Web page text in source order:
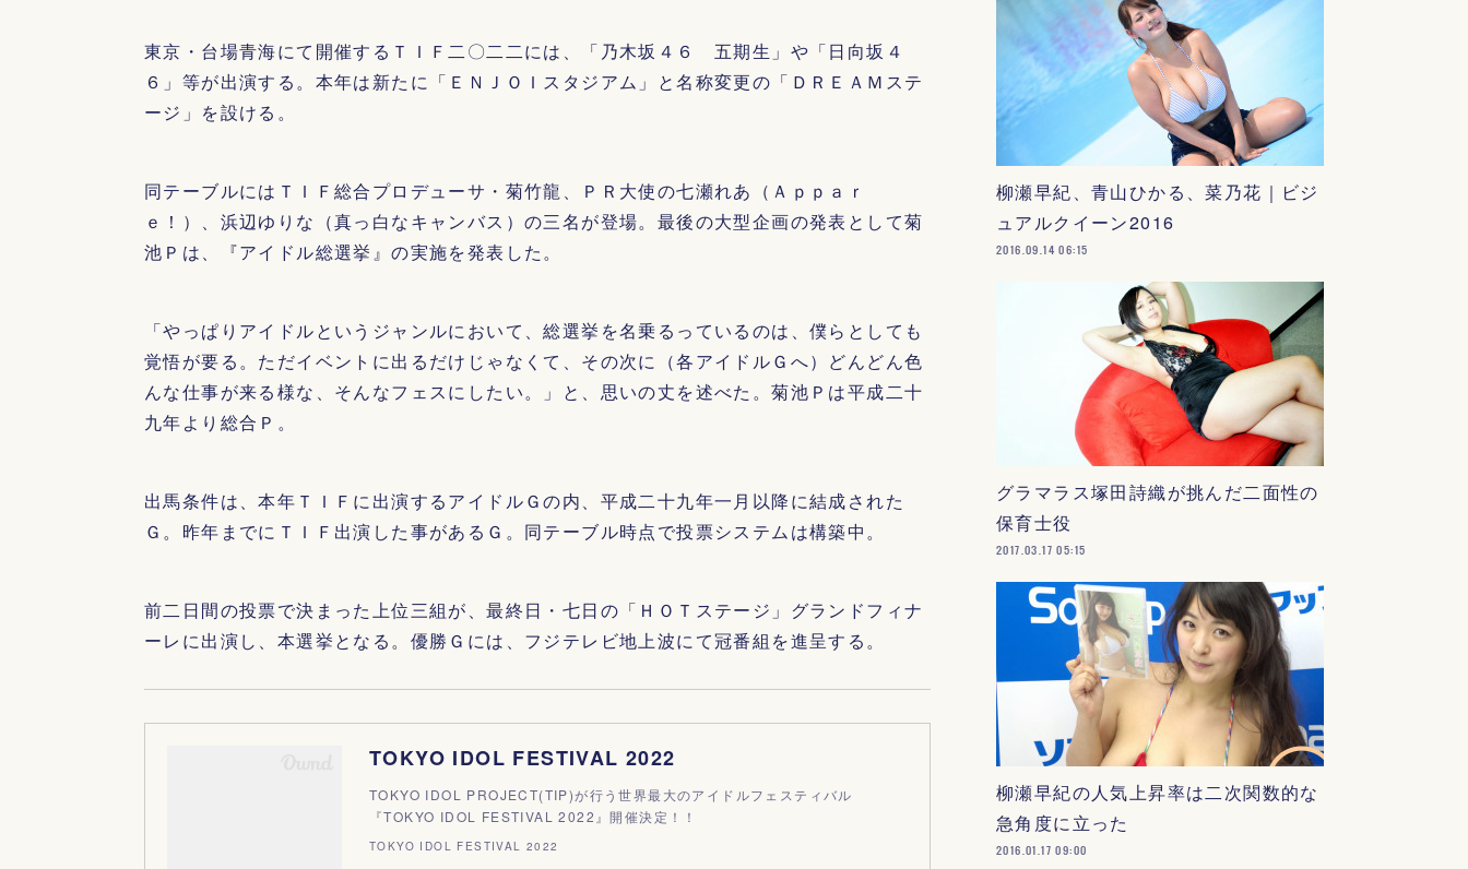
東京・台場青海にて開催するＴＩＦ二〇二二には、「乃木坂４６ 五期生」や「日向坂４
６」等が出演する。本年は新たに「ＥＮＪＯＩスタジアム」と名称変更の「ＤＲＥＡＭステ
ージ」を設ける。
同テーブルにはＴＩＦ総合プロデューサ・菊竹龍、ＰＲ大使の七瀬れあ（Ａｐｐａｒ
ｅ！）、浜辺ゆりな（真っ白なキャンバス）の三名が登場。最後の大型企画の発表として菊
池Ｐは、『アイドル総選挙』の実施を発表した。
「やっぱりアイドルというジャンルにおいて、総選挙を名乗るっているのは、僕らとしても
覚悟が要る。ただイベントに出るだけじゃなくて、その次に（各アイドルＧへ）どんどん色
んな仕事が来る様な、そんなフェスにしたい。」と、思いの丈を述べた。菊池Ｐは平成二十
九年より総合Ｐ。
出馬条件は、本年ＴＩＦに出演するアイドルＧの内、平成二十九年一月以降に結成された
Ｇ。昨年までにＴＩＦ出演した事があるＧ。同テーブル時点で投票システムは構築中。
前二日間の投票で決まった上位三組が、最終日・七日の「ＨＯＴステージ」グランドフィナ
ーレに出演し、本選挙となる。優勝Ｇには、フジテレビ地上波にて冠番組を進呈する。
TOKYO IDOL FESTIVAL 2022
TOKYO IDOL PROJECT(TIP)が行う世界最大のアイドルフェスティバル
『TOKYO IDOL FESTIVAL 2022』開催決定！！
TOKYO IDOL FESTIVAL 2022
柳瀬早紀、青山ひかる、菜乃花｜ビジ
ュアルクイーン2016
2016.09.14 06:15
グラマラス塚田詩織が挑んだ二面性の
保育士役
2017.03.17 05:15
柳瀬早紀の人気上昇率は二次関数的な
急角度に立った
2016.01.17 09:00